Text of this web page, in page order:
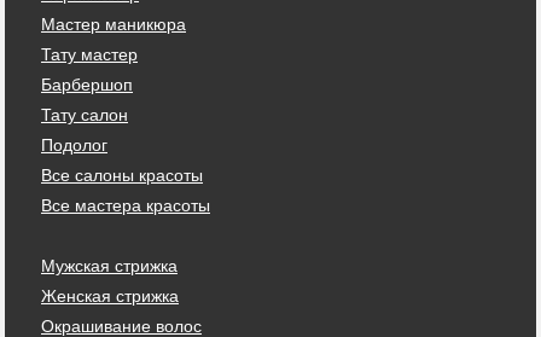
Мастер маникюра
Тату мастер
Барбершоп
Тату салон
Подолог
Все салоны красоты
Все мастера красоты
Мужская стрижка
Женская стрижка
Окрашивание волос